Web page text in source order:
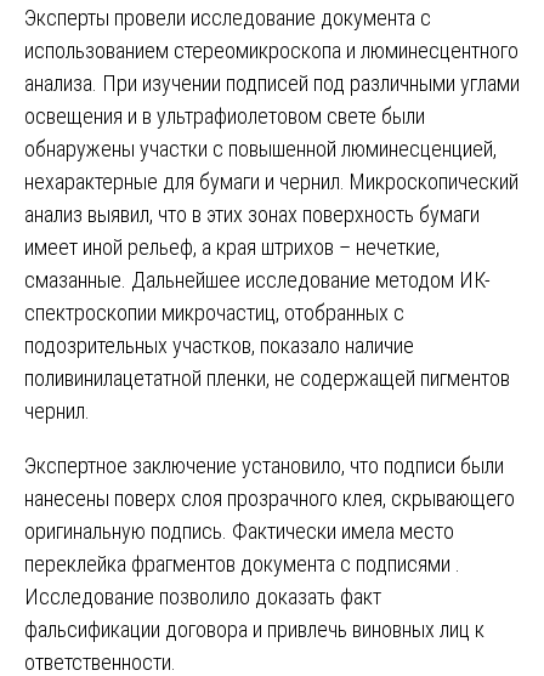
Эксперты провели исследование документа с
использованием стереомикроскопа и люминесцентного
анализа. При изучении подписей под различными углами
освещения и в ультрафиолетовом свете были
обнаружены участки с повышенной люминесценцией,
нехарактерные для бумаги и чернил. Микроскопический
анализ выявил, что в этих зонах поверхность бумаги
имеет иной рельеф, а края штрихов – нечеткие,
смазанные. Дальнейшее исследование методом ИК-
спектроскопии микрочастиц, отобранных с
подозрительных участков, показало наличие
поливинилацетатной пленки, не содержащей пигментов
чернил.
Экспертное заключение установило, что подписи были
нанесены поверх слоя прозрачного клея, скрывающего
оригинальную подпись. Фактически имела место
переклейка фрагментов документа с подписями .
Исследование позволило доказать факт
фальсификации договора и привлечь виновных лиц к
ответственности.